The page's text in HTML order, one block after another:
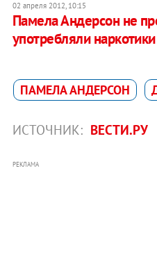
02 апреля 2012, 10:15
Памела Андерсон не
употребляли наркотики
ПАМЕЛА АНДЕРСОН
ИСТОЧНИК: ВЕСТИ.РУ
РЕКЛАМА